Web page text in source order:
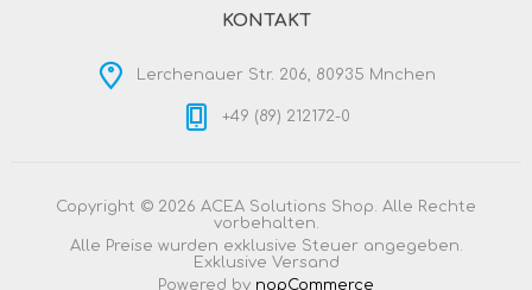
KONTAKT
Lerchenauer Str. 206, 80935 Mnchen
+49 (89) 212172-0
Copyright © 2026 ACEA Solutions Shop. Alle Rechte
vorbehalten.
Alle Preise wurden exklusive Steuer angegeben.
Exklusive Versand
Powered by nopCommerce